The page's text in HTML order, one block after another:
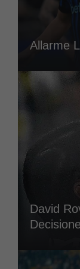
Allarme
David
Decisione